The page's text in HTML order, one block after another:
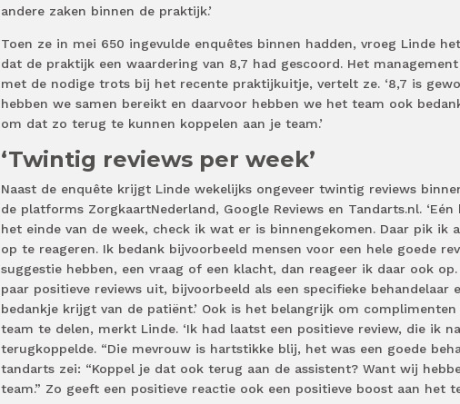
andere zaken binnen de praktijk.’
Toen ze in mei 650 ingevulde enquêtes binnen hadden, vroeg Linde
dat de praktijk een waardering van 8,7 had gescoord. Het
met de nodige trots bij het recente praktijkuitje, vertelt ze. ‘8,7 is
hebben we samen bereikt en daarvoor hebben we het team ook
om dat zo terug te kunnen koppelen aan je team.’
‘Twintig reviews per week’
Naast de enquête krijgt Linde wekelijks ongeveer twintig reviews
de platforms ZorgkaartNederland, Google Reviews en Tandarts.nl.
het einde van de week, check ik wat er is binnengekomen. Daar pik ik
op te reageren. Ik bedank bijvoorbeeld mensen voor een hele goede
suggestie hebben, een vraag of een klacht, dan reageer ik daar ook
paar positieve reviews uit, bijvoorbeeld als een specifieke behandelaar
bedankje krijgt van de patiënt.’ Ook is het belangrijk om
team te delen, merkt Linde. ‘Ik had laatst een positieve review, die ik
terugkoppelde. “Die mevrouw is hartstikke blij, het was een goede
tandarts zei: “Koppel je dat ook terug aan de assistent? Want wij
team.” Zo geeft een positieve reactie ook een positieve boost aan het